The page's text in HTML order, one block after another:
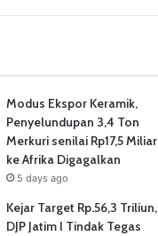
Modus Ekspor Keramik,
Penyelundupan 3,4 Ton
Merkuri senilai Rp17,5 Miliar
ke Afrika Digagalkan
5 days ago
Kejar Target Rp.56,3 Triliun,
DJP Jatim I Tindak Tegas